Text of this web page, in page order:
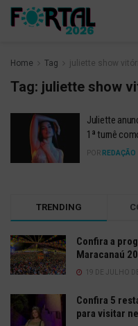
Home Tag juliette show
Tag: juliette show
Juliette
1ª turnê
POR REDAÇÃO
TRENDING
Confira a
Maracanaú
19 DE JULHO
Confira 5
para visitar